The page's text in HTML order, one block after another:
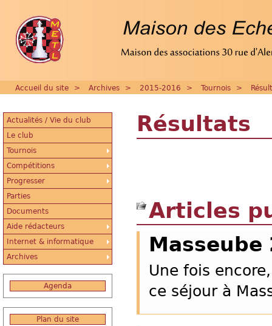
Accueil du site > Archives > 2015-2016 > Tournois >
Résultats
Articles
Masseube
Une fois
ce séjour à
Actualités / Vie du club
Le club
Tournois
Compétitions
Progresser
Parties
Documents
Aide rédacteurs
Internet & informatique
Archives
Agenda
Plan du site